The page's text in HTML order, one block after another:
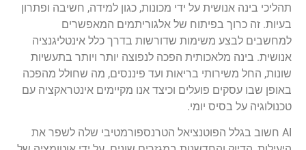
תהליכי בינה אנושית על ידי מכונות, כגון למידה, חשיבה ופתרון
בעיות. זה כרוך בפיתוח של אלגוריתמים המאפשרים
למחשבים לבצע משימות שדורשות בדרך כלל אינטליגנציה
אנושית. בינה מלאכותית הפכה לנפוצה יותר ויותר בתעשיות
שונות, החל משירותי בריאות ועד פיננסים, מה שחולל מהפכה
באופן שבו עסקים פועלים וכיצד אנו מקיימים אינטראקציה עם
טכנולוגיה על בסיס יומי.
AI חשוב בגלל הפוטנציאל הטרנספורמטיבי שלה לשפר את